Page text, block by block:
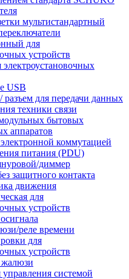
мультистандартный
для
устройств
USB
разъем для передачи данных
техники связи
бытовых
аппаратов
коммутацией
питания (PDU)
диммер
защитного контакта
движения
для
устройств
реле времени
для
устройств
жалюзи
системой